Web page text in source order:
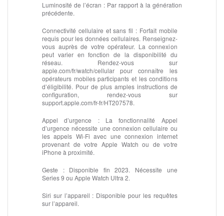
Luminosité de l’écran :Par rapport à la génération
précédente.
Connectivité cellulaire et sans fil :Forfait mobile
requis pour les données cellulaires. Renseignez-
vous auprès de votre opérateur. La connexion
peut varier en fonction de la disponibilité du
réseau. Rendez‑vous sur
apple.com/fr/watch/cellular pour connaître les
opérateurs mobiles participants et les conditions
d’éligibilité. Pour de plus amples instructions de
configuration, rendez-vous sur
support.apple.com/fr-fr/HT207578.
Appel d’urgence :La fonctionnalité Appel
d’urgence nécessite une connexion cellulaire ou
les appels Wi‑Fi avec une connexion internet
provenant de votre Apple Watch ou de votre
iPhone à proximité.
Geste :Disponible fin 2023. Nécessite une
Series 9 ou Apple Watch Ultra 2.
Siri sur l’appareil : Disponible pour les requêtes
sur l’appareil.